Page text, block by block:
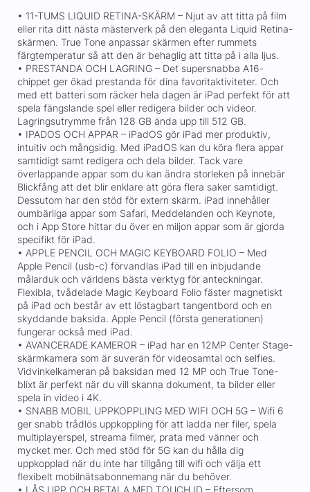
• 11-TUMS LIQUID RETINA-SKÄRM – Njut av att titta på film
eller rita ditt nästa mästerverk på den eleganta Liquid Retina-
skärmen. True Tone anpassar skärmen efter rummets
färgtemperatur så att den är behaglig att titta på i alla ljus.
• PRESTANDA OCH LAGRING – Det supersnabba A16-
chippet ger ökad prestanda för dina favoritaktiviteter. Och
med ett batteri som räcker hela dagen är iPad perfekt för att
spela fängslande spel eller redigera bilder och videor.
Lagringsutrymme från 128 GB ända upp till 512 GB.
• IPADOS OCH APPAR – iPadOS gör iPad mer produktiv,
intuitiv och mångsidig. Med iPadOS kan du köra flera appar
samtidigt samt redigera och dela bilder. Tack vare
överlappande appar som du kan ändra storleken på innebär
Blickfång att det blir enklare att göra flera saker samtidigt.
Dessutom har den stöd för extern skärm. iPad innehåller
oumbärliga appar som Safari, Meddelanden och Keynote,
och i App Store hittar du över en miljon appar som är gjorda
specifikt för iPad.
• APPLE PENCIL OCH MAGIC KEYBOARD FOLIO – Med
Apple Pencil (usb-c) förvandlas iPad till en inbjudande
målarduk och världens bästa verktyg för anteckningar.
Flexibla, tvådelade Magic Keyboard Folio fäster magnetiskt
på iPad och består av ett löstagbart tangentbord och en
skyddande baksida. Apple Pencil (första generationen)
fungerar också med iPad.
• AVANCERADE KAMEROR – iPad har en 12MP Center Stage-
skärmkamera som är suverän för videosamtal och selfies.
Vidvinkelkameran på baksidan med 12 MP och True Tone-
blixt är perfekt när du vill skanna dokument, ta bilder eller
spela in video i 4K.
• SNABB MOBIL UPPKOPPLING MED WIFI OCH 5G – Wifi 6
ger snabb trådlös uppkoppling för att ladda ner filer, spela
multiplayerspel, streama filmer, prata med vänner och
mycket mer. Och med stöd för 5G kan du hålla dig
uppkopplad när du inte har tillgång till wifi och välja ett
flexibelt mobilnätsabonnemang när du behöver.